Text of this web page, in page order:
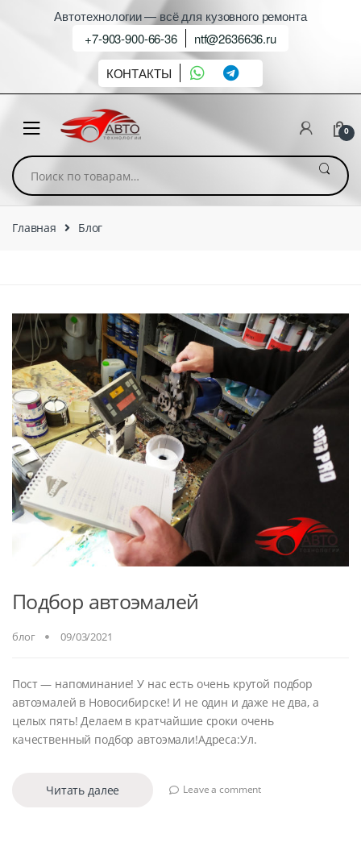
Автотехнологии — всё для кузовного ремонта
+7-903-900-66-36
ntf@2636636.ru
КОНТАКТЫ
0
Искать:
Главная Блог
Подбор автоэмалей
блог 09/03/2021
Пост — напоминание! У нас есть очень крутой подбор
автоэмалей в Новосибирске! И не один и даже не два, а
целых пять! Делаем в кратчайшие сроки очень
качественный подбор автоэмали!Адреса:Ул.
Читать далее Leave a comment